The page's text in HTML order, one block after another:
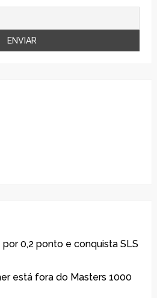
0,2 ponto e conquista SLS
está fora do Masters 1000